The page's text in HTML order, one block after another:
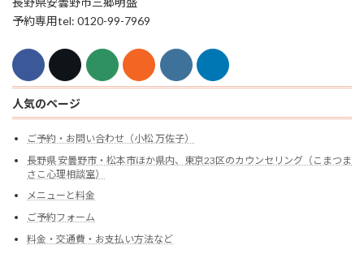
予約専用tel: 0120-99-7969
人気のページ
ご予約・お問い合わせ（小松 万佐子）
長野県 安曇野市・松本市ほか県内、東京23区のカウンセリング（こまつま
さこ心理相談室）
メニューと料金
ご予約フォーム
料金・交通費・お支払い方法など